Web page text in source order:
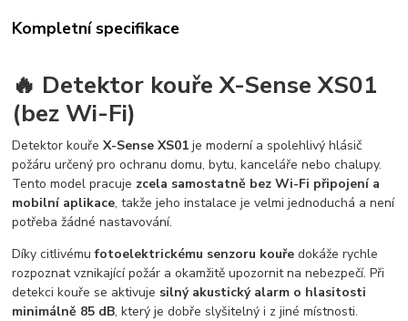
Kompletní specifikace
🔥 Detektor kouře X-Sense XS01
(bez Wi-Fi)
Detektor kouřeX-Sense XS01 je moderní a spolehlivý hlásič
požáru určený pro ochranu domu, bytu, kanceláře nebo chalupy.
Tento model pracuje zcela samostatně bez Wi-Fi připojení a
mobilní aplikace, takže jeho instalace je velmi jednoduchá a není
potřeba žádné nastavování.
Díky citlivémufotoelektrickému senzoru kouře dokáže rychle
rozpoznat vznikající požár a okamžitě upozornit na nebezpečí. Při
detekci kouře se aktivuje silný akustický alarm o hlasitosti
minimálně 85 dB, který je dobře slyšitelný i z jiné místnosti.